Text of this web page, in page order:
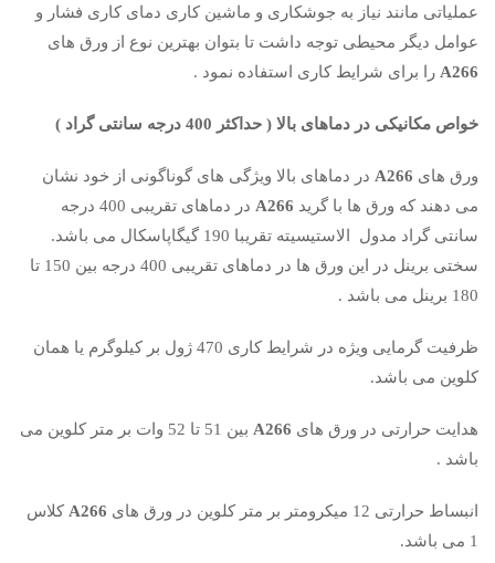
عملیاتی مانند نیاز به جوشکاری و ماشین کاری دمای کاری فشار و
عوامل دیگر محیطی توجه داشت تا بتوان بهترین نوع از ورق های
A266 را برای شرایط کاری استفاده نمود .
خواص مکانیکی در دماهای بالا ( حداکثر 400 درجه سانتی گراد )
ورق های A266 در دماهای بالا ویژگی های گوناگونی از خود نشان
می دهند که ورق ها با گرید A266
در دماهای تقریبی 400 درجه
سانتی گراد مدول الاستیسیته تقریبا 190 گیگاپاسکال می باشد.
سختی برینل در این ورق ها در دماهای تقریبی 400 درجه بین 150 تا
180 برینل می باشد .
ظرفیت گرمایی ویژه در شرایط کاری 470 ژول بر کیلوگرم یا همان
کلوین می باشد.
هدایت حرارتی در ورق های A266
بین 51 تا 52 وات بر متر کلوین می
باشد .
انبساط حرارتی 12 میکرومتر بر متر کلوین در ورق های A266 کلاس
1 می باشد.